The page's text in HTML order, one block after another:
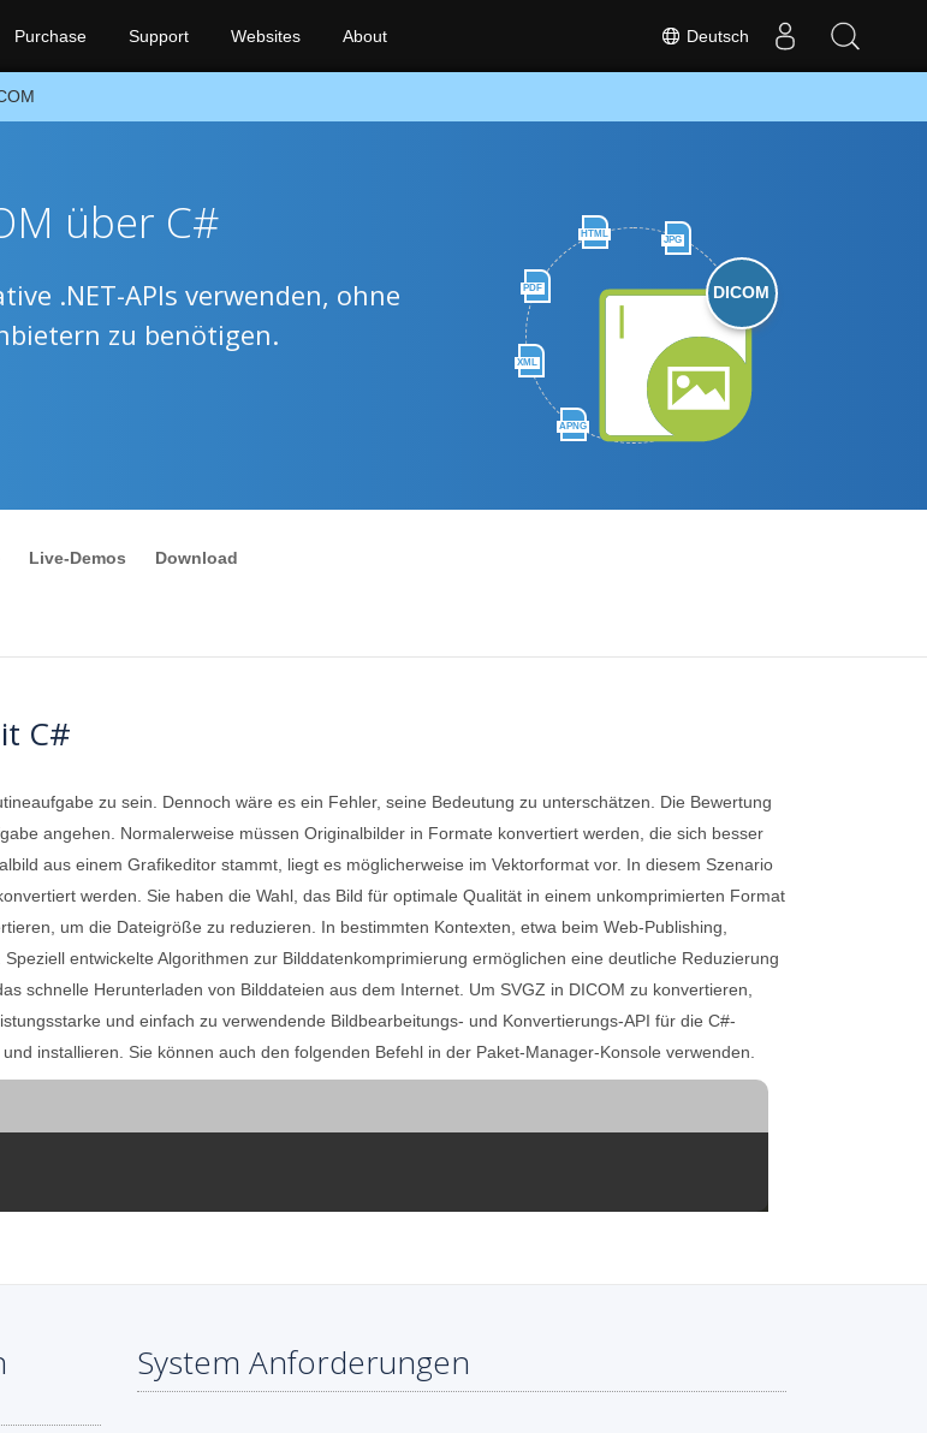
Deutsch
Purchase Support Websites About
HTML
JPG
PDF
XML
APNG
DICOM
über C#
.NET-APIs verwenden, ohne
zu benötigen.
Live-Demos Download
C#
zu sein. Dennoch wäre es ein Fehler, seine Bedeutung zu unterschätzen. Die Bewertung
angehen. Normalerweise müssen Originalbilder in Formate konvertiert werden, die sich besser
aus einem Grafikeditor stammt, liegt es möglicherweise im Vektorformat vor. In diesem Szenario
werden. Sie haben die Wahl, das Bild für optimale Qualität in einem unkomprimierten Format
um die Dateigröße zu reduzieren. In bestimmten Kontexten, etwa beim Web-Publishing,
entwickelte Algorithmen zur Bilddatenkomprimierung ermöglichen eine deutliche Reduzierung
schnelle Herunterladen von Bilddateien aus dem Internet. Um SVGZ in DICOM zu konvertieren,
und einfach zu verwendende Bildbearbeitungs- und Konvertierungs-API für die C#-
und installieren. Sie können auch den folgenden Befehl in der Paket-Manager-Konsole verwenden.
System Anforderungen